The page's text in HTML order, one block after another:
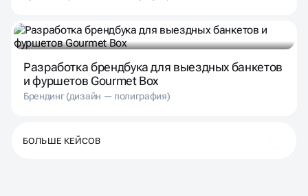
Разработка брендбука для выездных банкетов
и фуршетов Gourmet Box
Брендинг (дизайн — полиграфия)
БОЛЬШЕ КЕЙСОВ